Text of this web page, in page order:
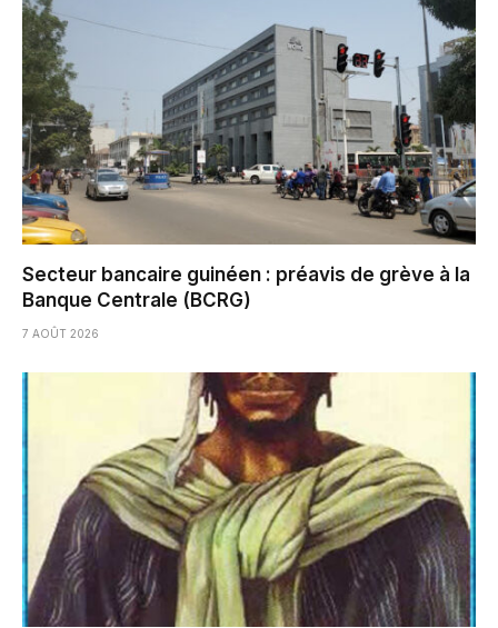
Secteur bancaire guinéen : préavis de grève à la
Banque Centrale (BCRG)
7 AOÛT 2026